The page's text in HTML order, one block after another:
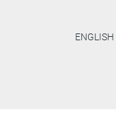
ENGLISH